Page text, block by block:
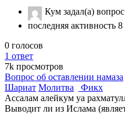
Кум задал(а) вопрос
последняя активность 8
0 голосов
1 ответ
7k просмотров
Вопрос об оставлении намаза
Шариат Молитва
Фикх
Ассалам алейкум уа
Выводит ли из Ислама